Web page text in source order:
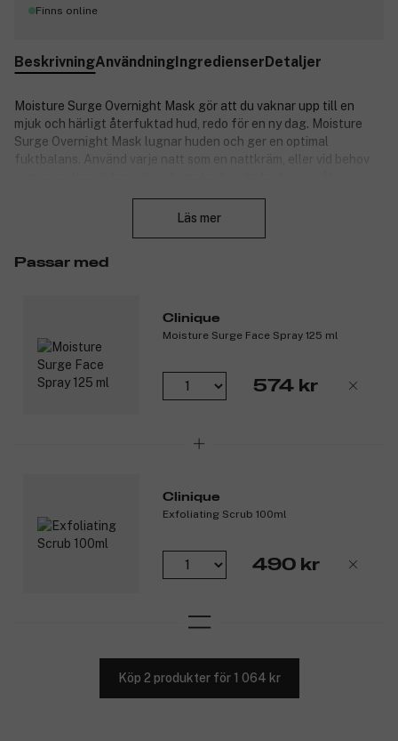
Finns online
BeskrivningAnvändningIngredienserDetaljer
Moisture Surge Overnight Mask gör att du vaknar upp till en
mjuk och härligt återfuktad hud, redo för en ny dag. Moisture
Surge Overnight Mask lugnar huden och ger en optimal
fuktbalans. Använd varje natt som en nattkräm, eller vid behov
Läs mer
Passar med
Clinique
Moisture Surge Face Spray 125 ml
574 kr
Clinique
Exfoliating Scrub 100ml
490 kr
Köp 2 produkter för 1 064 kr